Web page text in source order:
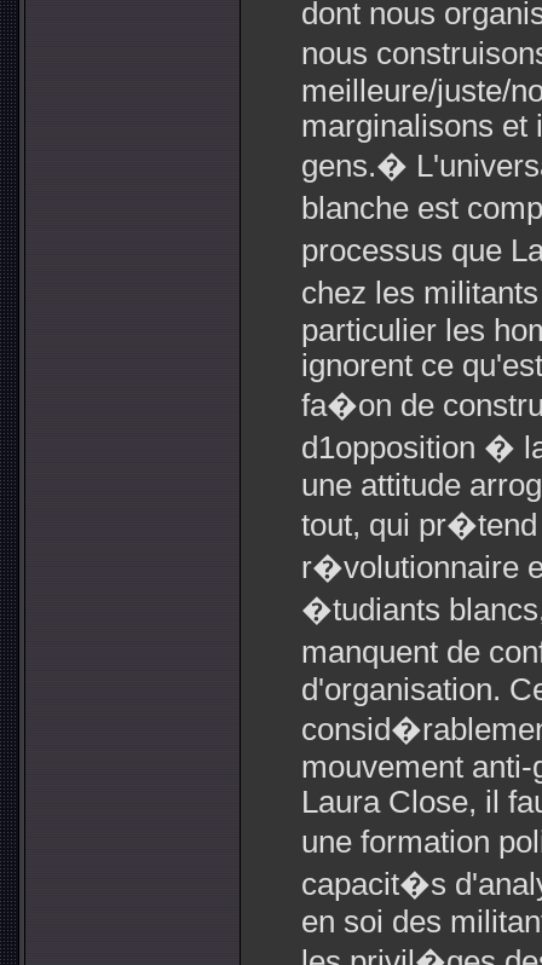
dont nous
nous
meilleure/juste/
marginalisons et
gens.�
blanche est
processus que
chez les
particulier les
ignorent ce
fa�on de
d1opposition �
une attitude
tout, qui
r�volutionnaire
�tudiants
manquent de
d'organisation.
mouvement
Laura Close, il
une formation
capacit�s
en soi des